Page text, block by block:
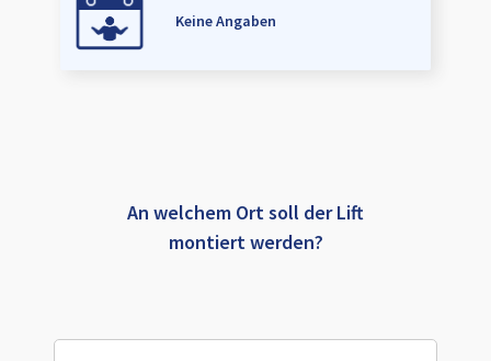
Keine Angaben
An welchem Ort soll der Lift
montiert werden?